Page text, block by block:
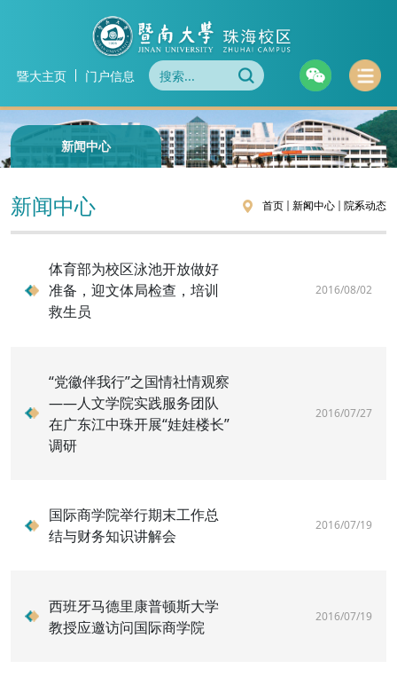
暨大主页 门户信息
新闻中心
新闻中心 首页 >
新闻中心 >
院系动态
体育部为校区泳池开放做好
准备，迎文体局检查，培训
救生员
2016/08/02
“党徽伴我行”之国情社情观察
——人文学院实践服务团队
在广东江中珠开展“娃娃楼长”
调研
2016/07/27
国际商学院举行期末工作总
结与财务知识讲解会
2016/07/19
西班牙马德里康普顿斯大学
教授应邀访问国际商学院
2016/07/19